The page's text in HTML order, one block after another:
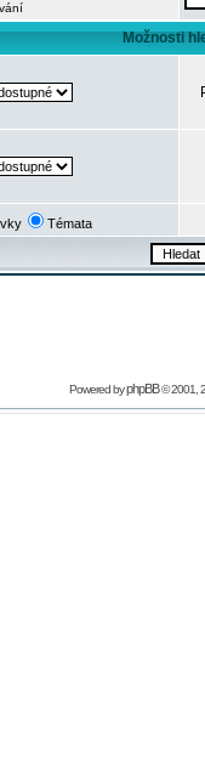
Možnosti
Témata
Powered byphpBB© 2001,